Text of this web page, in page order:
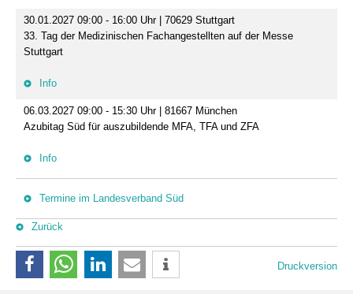
30.01.2027 09:00 - 16:00 Uhr | 70629 Stuttgart
33. Tag der Medizinischen Fachangestellten auf der Messe
Stuttgart
Info
06.03.2027 09:00 - 15:30 Uhr | 81667 München
Azubitag Süd für auszubildende MFA, TFA und ZFA
Info
Termine im Landesverband Süd
Zurück
Druckversion